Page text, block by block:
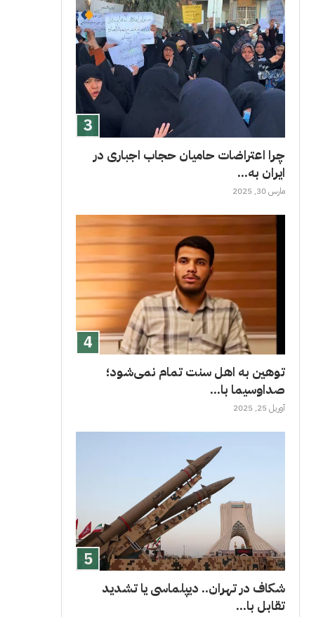
چرا اعتراضات حامیان حجاب اجباری در
ایران به...
مارس 30, 2025
توهین به اهل سنت تمام نمی‌شود؛
صداوسیما با...
آوریل 25, 2025
شکاف در تهران.. دیپلماسی یا تشدید
تقابل با...